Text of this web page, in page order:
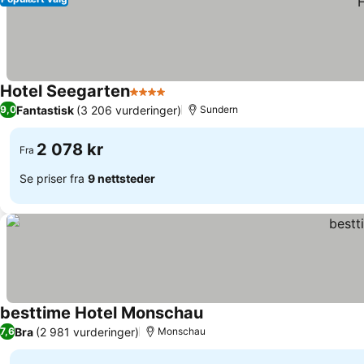
Hotel Seegarten4 Stjerner
9,0Fantastisk (3 206 vurderinger) Sundern
Fra 2 078 kr
Se priser fra 9 nettsteder
besttime Hotel Monschau
7,6Bra (2 981 vurderinger) Monschau